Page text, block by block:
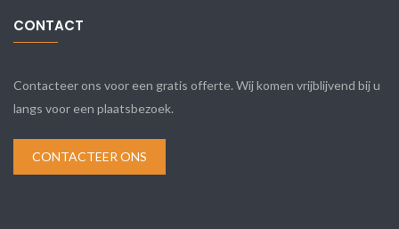
CONTACT
Contacteer ons voor een gratis offerte. Wij komen vrijblijvend bij u
langs voor een plaatsbezoek.
CONTACTEER ONS